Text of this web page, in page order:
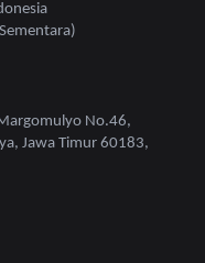
No.46,
Jawa Timur 60183,